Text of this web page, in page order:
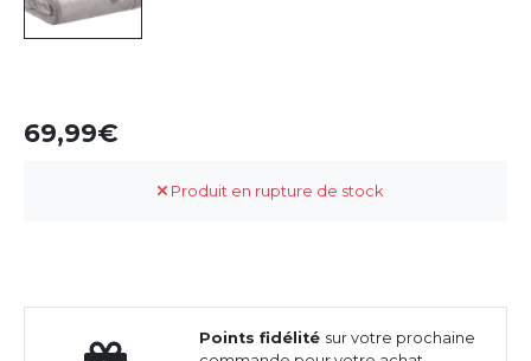
69,99
Produit en rupture de stock
Points fidélité sur votre prochaine